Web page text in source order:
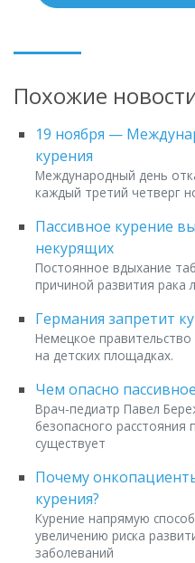
Похожие
19 ноября —
курения
Международный день
каждый третий четверг
Пассивное курение
некурящих
Постоянное вдыхание
причиной развития рака
Германия запретит
Немецкое
на детских площадках.
Чем опасно
Врач-педиатр Павел
безопасного расстояния
существует
Почему
курения?
Курение напрямую
увеличению риска
заболеваний